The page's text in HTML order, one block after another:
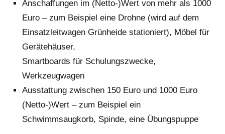
Anschaffungen im (Netto-)Wert von mehr als 1000
Euro – zum Beispiel eine Drohne (wird auf dem
Einsatzleitwagen Grünheide stationiert), Möbel für
Gerätehäuser,
Smartboards für Schulungszwecke,
Werkzeugwagen
Ausstattung zwischen 150 Euro und 1000 Euro
(Netto-)Wert – zum Beispiel ein
Schwimmsaugkorb, Spinde, eine Übungspuppe